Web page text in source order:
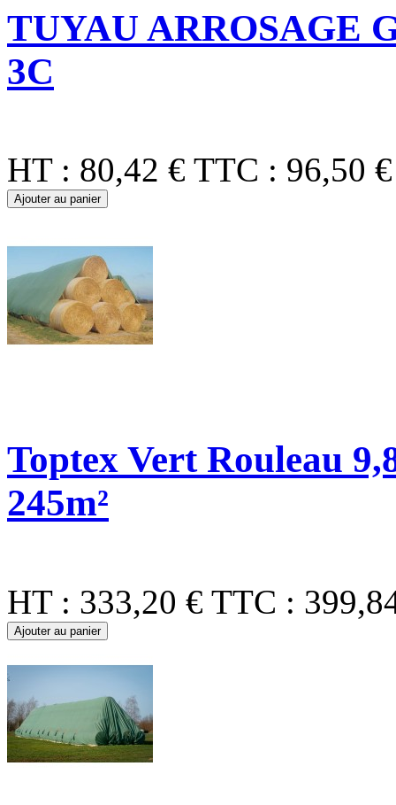
TUYAU ARROSAGE
3C
HT : 80,42 € TTC : 96,50 €
Ajouter au panier
Toptex Vert Rouleau
245m²
HT : 333,20 € TTC :
Ajouter au panier